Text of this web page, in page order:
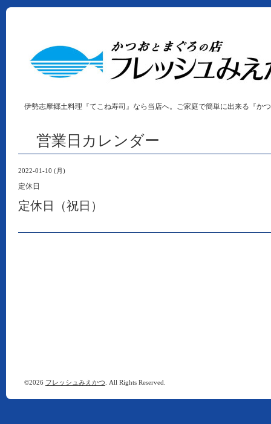
伊勢志摩郷土料理『てこね寿司』なら当店へ。ご家庭で簡単に出来る『か
営業日カレンダー
2022-01-10 (月)
定休日
定休日（祝日）
©2026 フレッシュみえかつ . All Rights Reserved.